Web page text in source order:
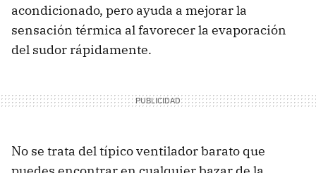
acondicionado, pero ayuda a mejorar la
sensación térmica al favorecer la evaporación
del sudor rápidamente.
No se trata del típico ventilador barato que